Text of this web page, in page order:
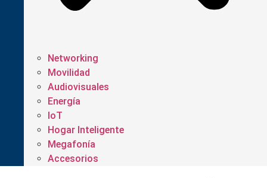
Networking
Movilidad
Audiovisuales
Energía
IoT
Hogar Inteligente
Megafonía
Accesorios